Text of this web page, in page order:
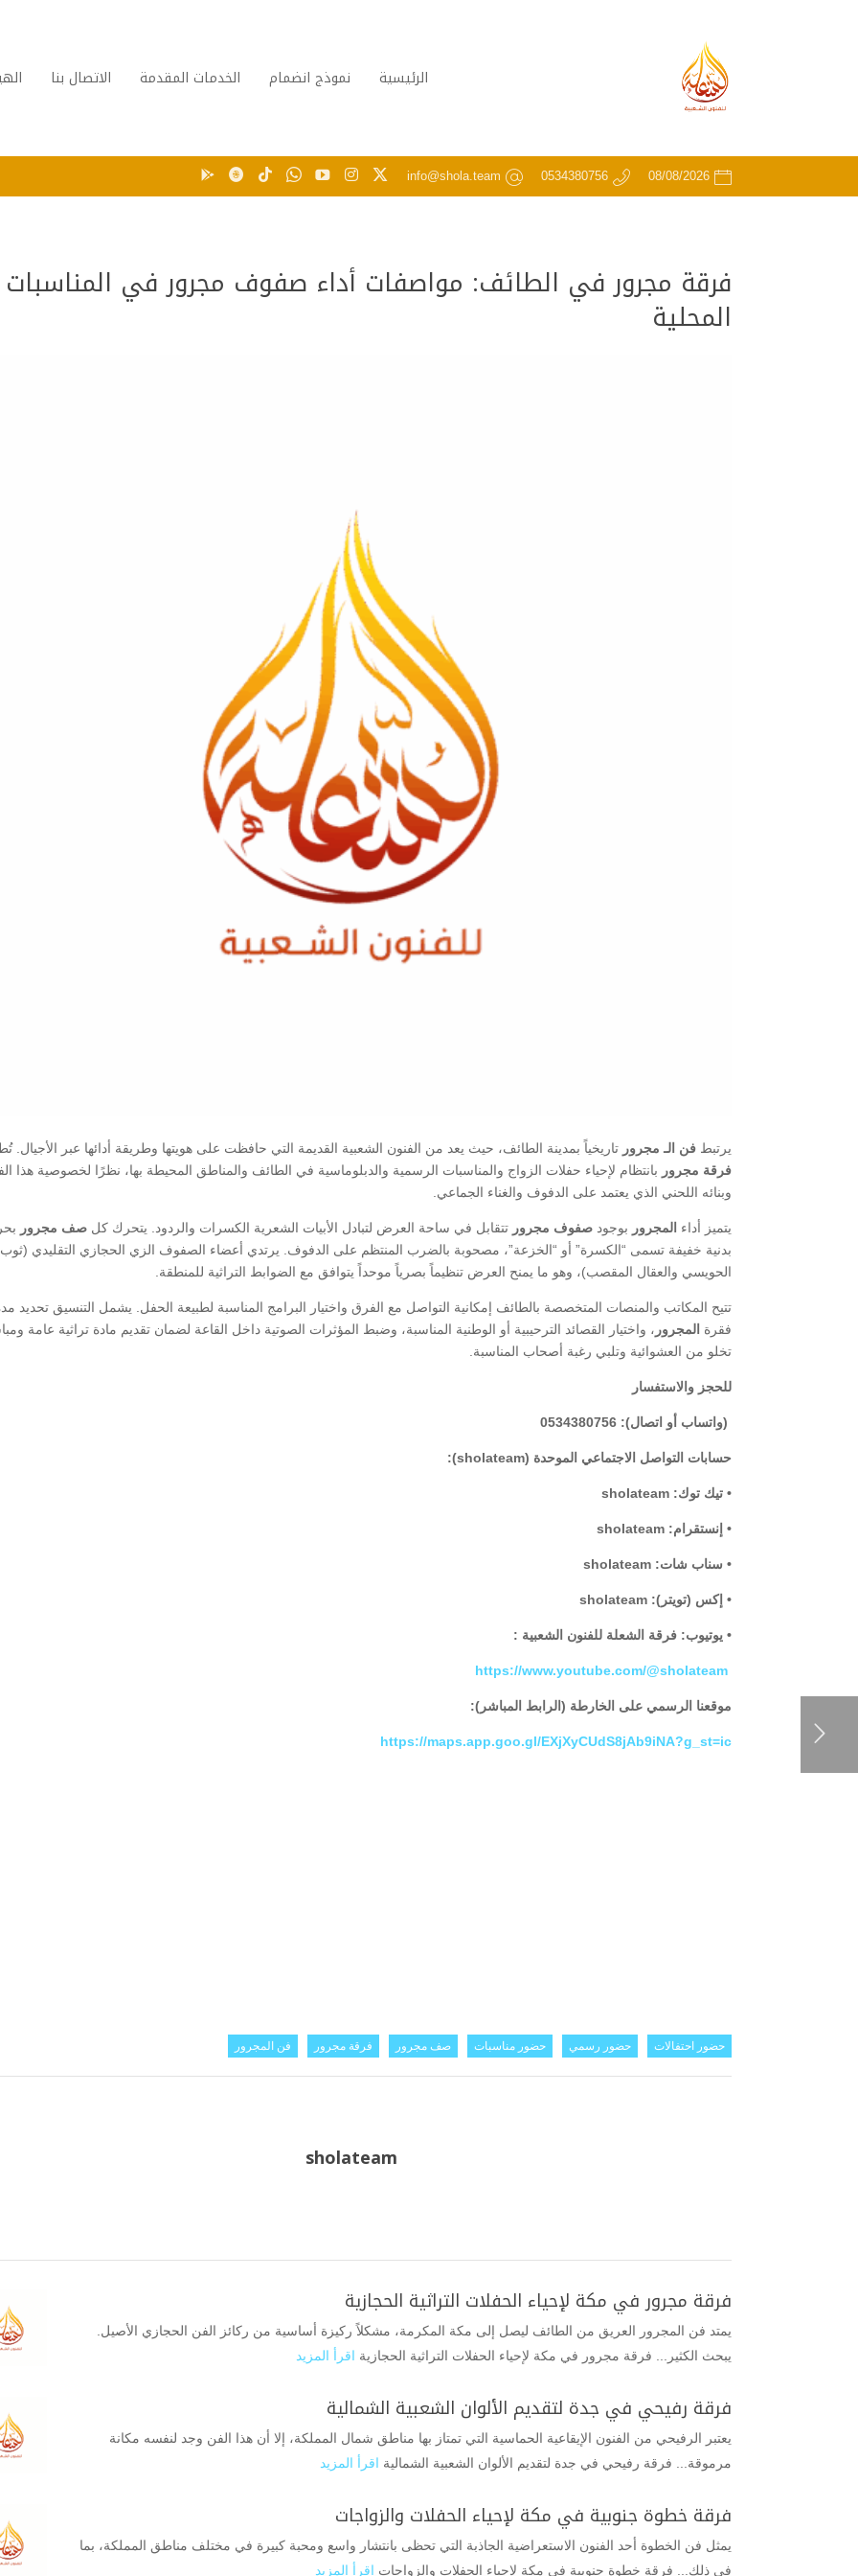
الرئيسية نموذج انضمام الخدمات المقدمة الاتصال بنا
08/08/2026
0534380756
info@shola.team
فرقة مجرور في الطائف: مواصفات أداء صفوف مجرور في المناسبات
المحلية
يرتبط فن الـ مجرور تاريخياً بمدينة الطائف، حيث يعد من الفنون الشعبية القديمة التي حافظت على هويتها وطريقة أدائها عبر الأجيال.
فرقة مجرور بانتظام لإحياء حفلات الزواج والمناسبات الرسمية والدبلوماسية في الطائف والمناطق المحيطة بها، نظرًا لخصوصية هذا
وبنائه اللحني الذي يعتمد على الدفوف والغناء الجماعي.
​يتميز أداء المجرور بوجود صفوف مجرور تتقابل في ساحة العرض لتبادل الأبيات الشعرية الكسرات والردود. يتحرك كل صف مجرور
بدنية خفيفة تسمى “الكسرة” أو “الخزعة”، مصحوبة بالضرب المنتظم على الدفوف. يرتدي أعضاء الصفوف الزي الحجازي التقليدي (ثوب
الحويسي والعقال المقصب)، وهو ما يمنح العرض تنظيماً بصرياً موحداً يتوافق مع الضوابط التراثية للمنطقة.
​تتيح المكاتب والمنصات المتخصصة بالطائف إمكانية التواصل مع الفرق واختيار البرامج المناسبة لطبيعة الحفل. يشمل التنسيق تحديد
فقرة المجرور ، واختيار القصائد الترحيبية أو الوطنية المناسبة، وضبط المؤثرات الصوتية داخل القاعة لضمان تقديم مادة تراثية عامة
تخلو من العشوائية وتلبي رغبة أصحاب المناسبة.
للحجز والاستفسار
(واتساب أو اتصال): 0534380756
حسابات التواصل الاجتماعي الموحدة (sholateam):
• تيك توك: sholateam
• إنستقرام: sholateam
• سناب شات: sholateam
• إكس (تويتر): sholateam
• يوتيوب: فرقة الشعلة للفنون الشعبية :
https://www.youtube.com/@sholateam
موقعنا الرسمي على الخارطة (الرابط المباشر):
https://maps.app.goo.gl/EXjXyCUdS8jAb9iNA?g_st=ic
حضور احتفالات حضور رسمي حضور مناسبات صف مجرور فرقة مجرور فن المجرور
sholateam
فرقة مجرور في مكة لإحياء الحفلات التراثية الحجازية
يمتد فن المجرور العريق من الطائف ليصل إلى مكة المكرمة، مشكلاً ركيزة أساسية من ركائز الفن الحجازي الأصيل.
يبحث الكثير... فرقة مجرور في مكة لإحياء الحفلات التراثية الحجازية اقرأ المزيد
فرقة رفيحي في جدة لتقديم الألوان الشعبية الشمالية
يعتبر الرفيحي من الفنون الإيقاعية الحماسية التي تمتاز بها مناطق شمال المملكة، إلا أن هذا الفن وجد لنفسه مكانة
مرموقة... فرقة رفيحي في جدة لتقديم الألوان الشعبية الشمالية اقرأ المزيد
فرقة خطوة جنوبية في مكة لإحياء الحفلات والزواجات
يمثل فن الخطوة أحد الفنون الاستعراضية الجاذبة التي تحظى بانتشار واسع ومحبة كبيرة في مختلف مناطق المملكة، بما
في ذلك... فرقة خطوة جنوبية في مكة لإحياء الحفلات والزواجات اقرأ المزيد